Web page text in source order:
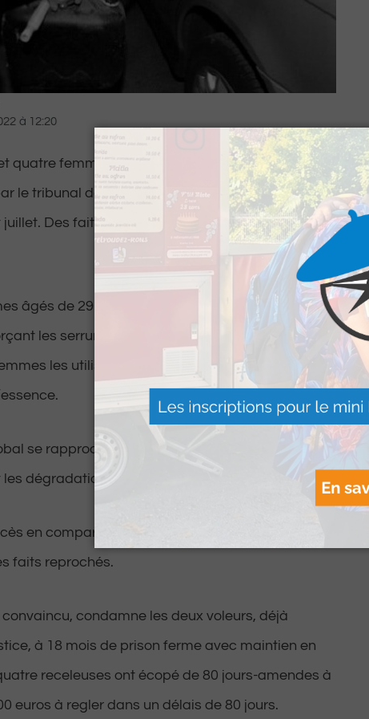
à 12:20
quatre femmes, originaires de Reims, ont été
le tribunal de Pau pour vol de carburant, entre
Des faits produits principalement à Serres-
âgés de 29 et 32 ans dérobaient des cartes
les serrures des camions de sociétés de
les utilisaient ensuite dans des stations
se rapprocherait des 45 000 euros entre le vol
dégradations.
en comparution immédiate, les Rémois ont
faits reprochés.
condamne les deux voleurs, déjà
à 18 mois de prison ferme avec maintien en
receleuses ont écopé de 80 jours-amendes à
euros à regler dans un délais de 80 jours.